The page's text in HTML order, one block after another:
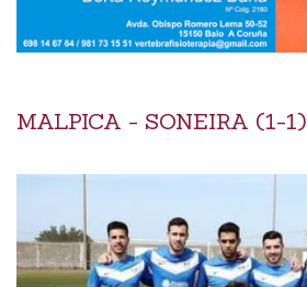
MALPICA - SONEIRA (1-1)